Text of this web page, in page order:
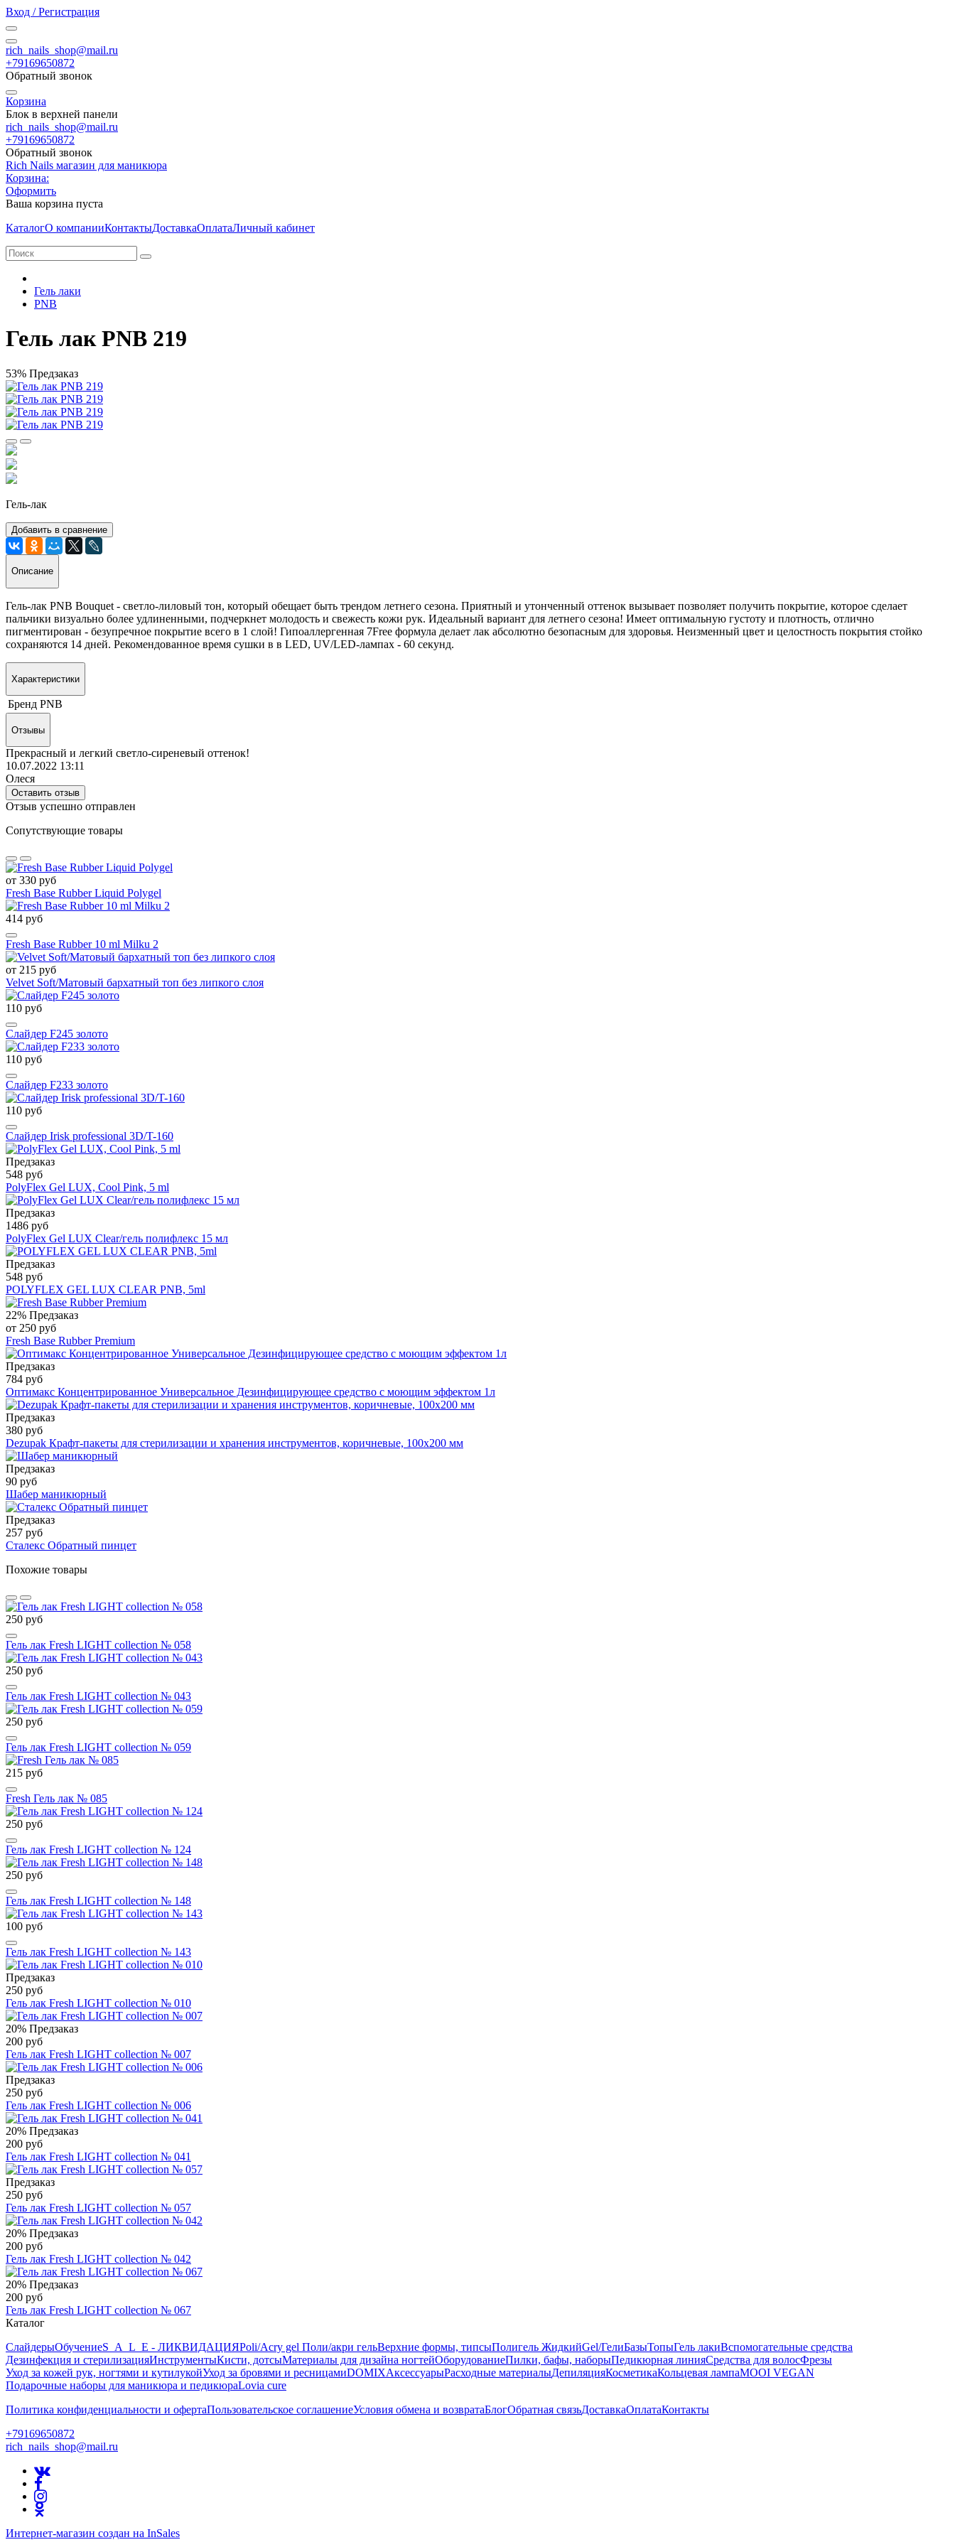
Вход / Регистрация
rich_nails_shop@mail.ru
+79169650872
Обратный звонок
Корзина
Блок в верхней панели
rich_nails_shop@mail.ru
+79169650872
Обратный звонок
Rich Nails магазин для маникюра
Корзина:
Оформить
Ваша корзина пуста
КаталогО компанииКонтактыДоставкаОплатаЛичный кабинет
Гель лаки
PNB
Гель лак PNB 219
53% Предзаказ
Гель-лак
Добавить в сравнение
Описание
Гель-лак PNB Bouquet - светло-лиловый тон, который обещает быть трендом летнего сезона. Приятный и утонченный оттенок вызывает позволяет получить покрытие, которое сделает
пальчики визуально более удлиненными, подчеркнет молодость и свежесть кожи рук. Идеальный вариант для летнего сезона! Имеет оптимальную густоту и плотность, отлично
пигментирован - безупречное покрытие всего в 1 слой! Гипоаллергенная 7Free формула делает лак абсолютно безопасным для здоровья. Неизменный цвет и целостность покрытия стойко
сохраняются 14 дней. Рекомендованное время сушки в в LED, UV/LED-лампах - 60 секунд.
Характеристики
Бренд PNB
Отзывы
Прекрасный и легкий светло-сиреневый оттенок!
10.07.2022 13:11
Олеся
Оставить отзыв
Отзыв успешно отправлен
Сопутствующие товары
от 330 руб
Fresh Base Rubber Liquid Polygel
414 руб
Fresh Base Rubber 10 ml Milku 2
от 215 руб
Velvet Soft/Матовый бархатный топ без липкого слоя
110 руб
Слайдер F245 золото
110 руб
Слайдер F233 золото
110 руб
Слайдер Irisk professional 3D/T-160
Предзаказ
548 руб
PolyFlex Gel LUX, Cool Pink, 5 ml
Предзаказ
1486 руб
PolyFlex Gel LUX Clear/гель полифлекс 15 мл
Предзаказ
548 руб
POLYFLEX GEL LUX CLEAR PNB, 5ml
22% Предзаказ
от 250 руб
Fresh Base Rubber Premium
Предзаказ
784 руб
Оптимакс Концентрированное Универсальное Дезинфицирующее средство с моющим эффектом 1л
Предзаказ
380 руб
Dezupak Крафт-пакеты для стерилизации и хранения инструментов, коричневые, 100х200 мм
Предзаказ
90 руб
Шабер маникюрный
Предзаказ
257 руб
Сталекс Обратный пинцет
Похожие товары
250 руб
Гель лак Fresh LIGHT collection № 058
250 руб
Гель лак Fresh LIGHT collection № 043
250 руб
Гель лак Fresh LIGHT collection № 059
215 руб
Fresh Гель лак № 085
250 руб
Гель лак Fresh LIGHT collection № 124
250 руб
Гель лак Fresh LIGHT collection № 148
100 руб
Гель лак Fresh LIGHT collection № 143
Предзаказ
250 руб
Гель лак Fresh LIGHT collection № 010
20% Предзаказ
200 руб
Гель лак Fresh LIGHT collection № 007
Предзаказ
250 руб
Гель лак Fresh LIGHT collection № 006
20% Предзаказ
200 руб
Гель лак Fresh LIGHT collection № 041
Предзаказ
250 руб
Гель лак Fresh LIGHT collection № 057
20% Предзаказ
200 руб
Гель лак Fresh LIGHT collection № 042
20% Предзаказ
200 руб
Гель лак Fresh LIGHT collection № 067
Каталог
СлайдерыОбучениеS_A_L_E - ЛИКВИДАЦИЯPoli/Acry gel Поли/акри гельВерхние формы, типсыПолигель ЖидкийGel/ГелиБазыТопыГель лакиВспомогательные средства
Дезинфекция и стерилизацияИнструментыКисти, дотсыМатериалы для дизайна ногтейОборудованиеПилки, бафы, наборыПедикюрная линияСредства для волосФрезы
Уход за кожей рук, ногтями и кутилукойУход за бровями и ресницамиDOMIXАксессуарыРасходные материалыДепиляцияКосметикаКольцевая лампаMOOI VEGAN
Подарочные наборы для маникюра и педикюраLovia cure
Политика конфиденциальности и офертаПользовательское соглашениеУсловия обмена и возвратаБлогОбратная связьДоставкаОплатаКонтакты
+79169650872
rich_nails_shop@mail.ru
Интернет-магазин создан на InSales